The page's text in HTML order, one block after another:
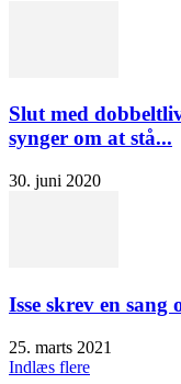
Slut med
synger om at stå...
30. juni 2020
Isse skrev en
25. marts 2021
Indlæs flere